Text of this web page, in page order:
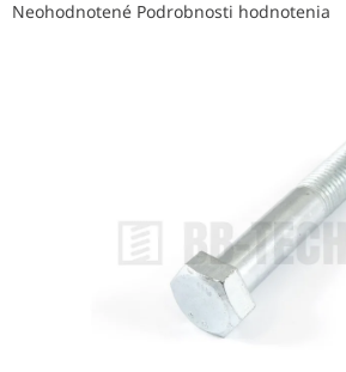
Priemerné
Neohodnotené Podrobnosti hodnotenia